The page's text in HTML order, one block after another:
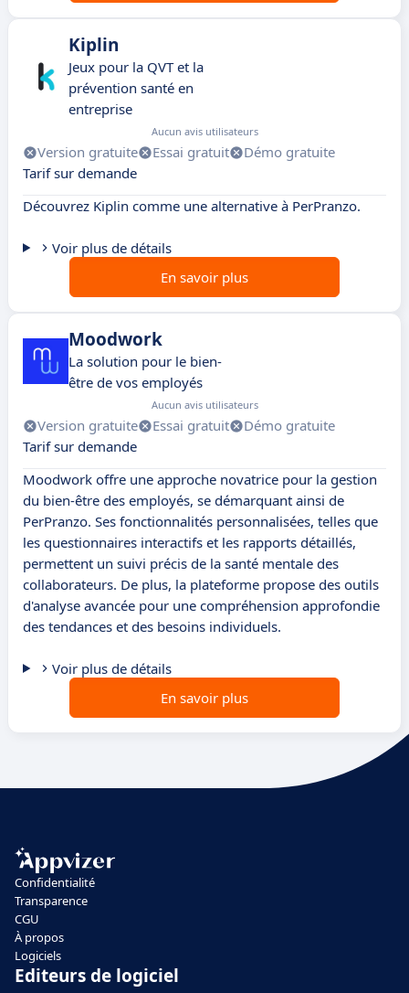
Kiplin
Jeux pour la QVT et la
prévention santé en
entreprise
Aucun avis utilisateurs
Version gratuite Essai gratuit
Démo gratuite
Tarif sur demande
Découvrez Kiplin comme une alternative à PerPranzo.
Voir plus de détails
En savoir plus
Moodwork
La solution pour le bien-
être de vos employés
Aucun avis utilisateurs
Version gratuite Essai gratuit
Démo gratuite
Tarif sur demande
Moodwork offre une approche novatrice pour la gestion
du bien-être des employés, se démarquant ainsi de
PerPranzo. Ses fonctionnalités personnalisées, telles que
les questionnaires interactifs et les rapports détaillés,
permettent un suivi précis de la santé mentale des
collaborateurs. De plus, la plateforme propose des outils
d'analyse avancée pour une compréhension approfondie
des tendances et des besoins individuels.
Voir plus de détails
En savoir plus
Confidentialité
Transparence
CGU
À propos
Logiciels
Editeurs de logiciel